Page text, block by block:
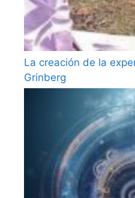
La creación de la
Grinberg